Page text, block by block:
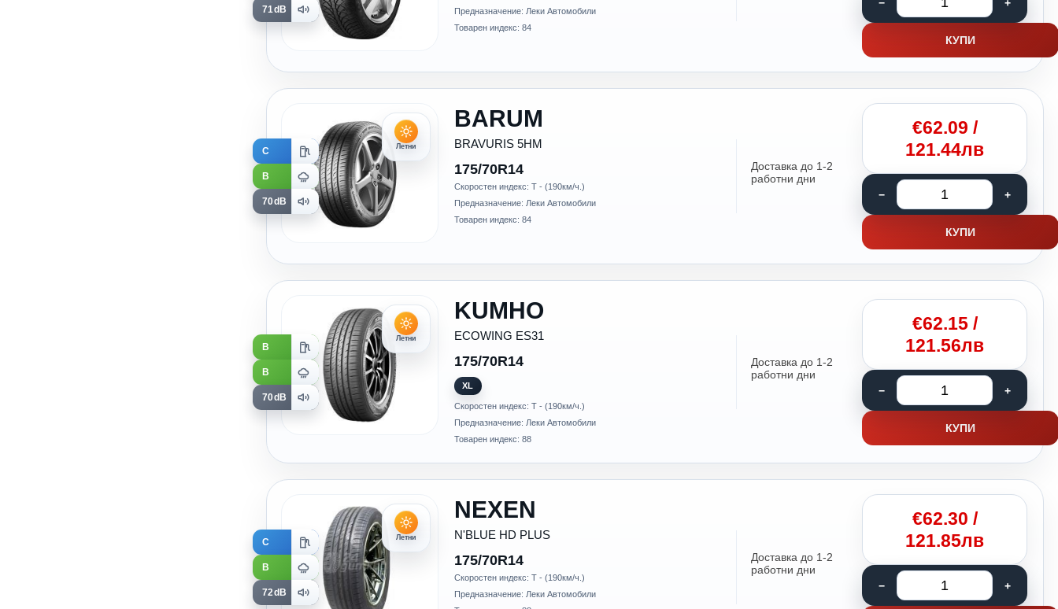
71dB
Предназначение: Леки Автомобили
Товарен индекс: 84
КУПИ
Летни
BARUM
BRAVURIS 5HM
175/70R14
C
B
70dB
Скоростен индекс: T - (190км/ч.)
Предназначение: Леки Автомобили
Товарен индекс: 84
Доставка до 1-2
работни дни
€62.09 /
121.44лв
КУПИ
Летни
KUMHO
ECOWING ES31
175/70R14
B
B
70dB
XL
Скоростен индекс: T - (190км/ч.)
Предназначение: Леки Автомобили
Товарен индекс: 88
Доставка до 1-2
работни дни
€62.15/
121.56лв
КУПИ
Летни
NEXEN
N'BLUE HD PLUS
175/70R14
C
B
72dB
Скоростен индекс: T - (190км/ч.)
Предназначение: Леки Автомобили
Доставка до 1-2
работни дни
€62.30 /
121.85лв